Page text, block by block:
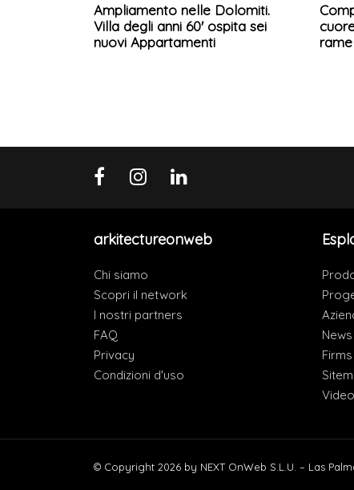
Ampliamento nelle Dolomiti.
Villa degli anni 60' ospita sei
nuovi Appartamenti
arkitectureonweb
Chi siamo
Scopri il network
I nostri partners
FAQ
Privacy
Condizioni d'uso
News
Firms
Video
© Copyright 2026 by NEXT OnWeb S.L.U. – Las